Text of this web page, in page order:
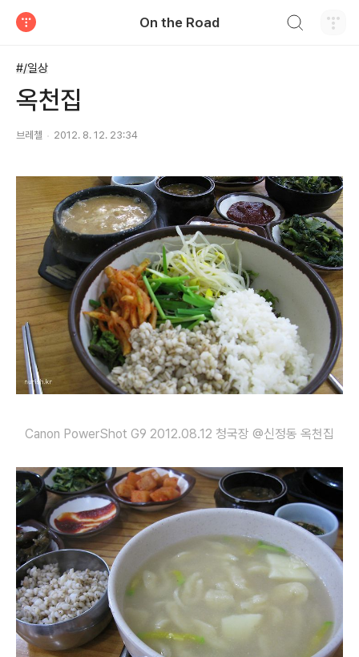
On the Road
#/일상
옥천집
브레첼 2012. 8. 12. 23:34
Canon PowerShot G9 2012.08.12 청국장 @신정동 옥천집